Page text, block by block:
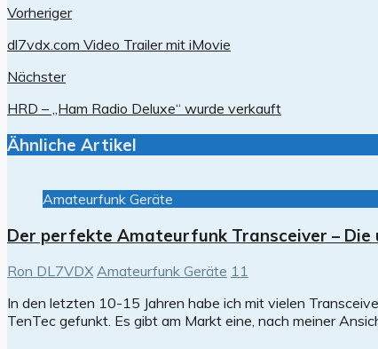
Vorheriger
dl7vdx.com Video Trailer mit iMovie
Nächster
HRD – „Ham Radio Deluxe“ wurde verkauft
Ähnliche Artikel
Amateurfunk Geräte
Der perfekte Amateurfunk Transceiver –
Ron DL7VDX Amateurfunk Geräte 11
In den letzten 10-15 Jahren habe ich mit vielen
TenTec gefunkt. Es gibt am Markt eine, nach meiner